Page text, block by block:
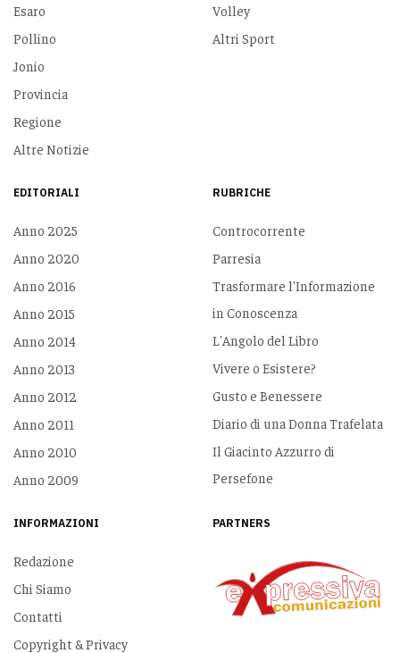
Esaro
Pollino
Jonio
Provincia
Regione
Altre Notizie
Volley
Altri Sport
EDITORIALI
Anno 2025
Anno 2020
Anno 2016
Anno 2015
Anno 2014
Anno 2013
Anno 2012
Anno 2011
Anno 2010
Anno 2009
RUBRICHE
Controcorrente
Parresia
Trasformare l'Informazione
in Conoscenza
L'Angolo del Libro
Vivere o Esistere?
Gusto e Benessere
Diario di una Donna Trafelata
Il Giacinto Azzurro di
Persefone
INFORMAZIONI
Redazione
Chi Siamo
Contatti
Copyright & Privacy
PARTNERS